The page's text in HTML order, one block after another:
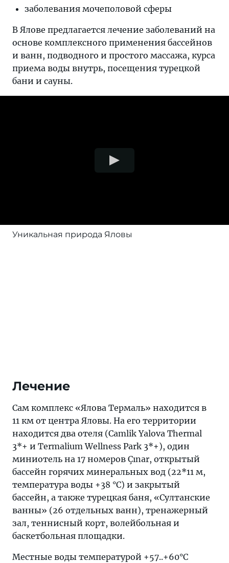
заболевания мочеполовой сферы
В Ялове предлагается лечение заболеваний на
основе комплексного применения бассейнов
и ванн, подводного и простого массажа, курса
приема воды внутрь, посещения турецкой
бани и сауны.
Уникальная природа Яловы
Лечение
Сам комплекс «Ялова Термаль» находится в
11 км от центра Яловы. На его территории
находится два отеля (Camlik Yalova Thermal
3*+ и Termalium Wellness Park 3*+), один
миниотель на 17 номеров Çınar, открытый
бассейн горячих минеральных вод (22*11 м,
температура воды +38 °C) и закрытый
бассейн, а также турецкая баня, «Султанские
ванны» (26 отдельных ванн), тренажерный
зал, теннисный корт, волейбольная и
баскетбольная площадки.
Местные воды температурой +57..+60°С